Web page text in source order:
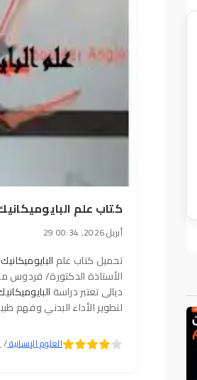
كتاب علم
29 أبريل 2026, 00:34
تحميل كتاب علم البايوميكانيك
الأستاذة الدكتورة/ فردوس
ديالى تعتبر دراسة
لتطوير الأداء البدني وفهم
1 العلوم الإنسانية/